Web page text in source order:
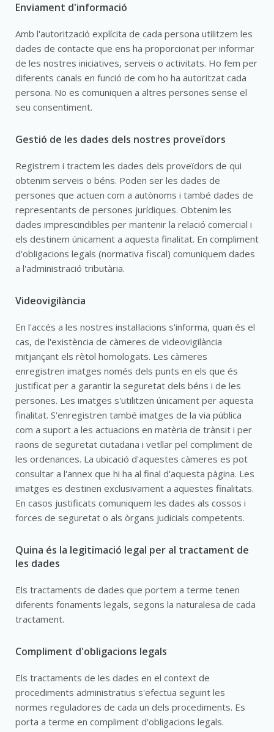
Enviament d'informació
Amb l'autorització explícita de cada persona utilitzem les
dades de contacte que ens ha proporcionat per informar
de les nostres iniciatives, serveis o activitats. Ho fem per
diferents canals en funció de com ho ha autoritzat cada
persona. No es comuniquen a altres persones sense el
seu consentiment.
Gestió de les dades dels nostres proveïdors
Registrem i tractem les dades dels proveïdors de qui
obtenim serveis o béns. Poden ser les dades de
persones que actuen com a autònoms i també dades de
representants de persones jurídiques. Obtenim les
dades imprescindibles per mantenir la relació comercial i
els destinem únicament a aquesta finalitat. En compliment
d'obligacions legals (normativa fiscal) comuniquem dades
a l'administració tributària.
Videovigilància
En l'accés a les nostres instal·lacions s'informa, quan és el
cas, de l'existència de càmeres de videovigilància
mitjançant els rètol homologats. Les càmeres
enregistren imatges només dels punts en els que és
justificat per a garantir la seguretat dels béns i de les
persones. Les imatges s'utilitzen únicament per aquesta
finalitat. S'enregistren també imatges de la via pública
com a suport a les actuacions en matèria de trànsit i per
raons de seguretat ciutadana i vetllar pel compliment de
les ordenances. La ubicació d'aquestes càmeres es pot
consultar a l'annex que hi ha al final d'aquesta pàgina. Les
imatges es destinen exclusivament a aquestes finalitats.
En casos justificats comuniquem les dades als cossos i
forces de seguretat o als òrgans judicials competents.
Quina és la legitimació legal per al tractament de
les dades
Els tractaments de dades que portem a terme tenen
diferents fonaments legals, segons la naturalesa de cada
tractament.
Compliment d'obligacions legals
Els tractaments de les dades en el context de
procediments administratius s'efectua seguint les
normes reguladores de cada un dels procediments. Es
porta a terme en compliment d'obligacions legals.